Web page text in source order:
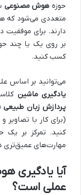
حوزه هوش مصنوعی
متعددی می‌شود که
دارند. برای موفقیت
بر روی یک یا چند
کسب کنید.
می‌توانید بر اساس
یادگیری ماشین
پردازش زبان طبیعی
(برای کار با تصاویر
کنید. تمرکز بر یک
مهارت‌های عمیق‌تری
آیا یادگیری
عملی است؟